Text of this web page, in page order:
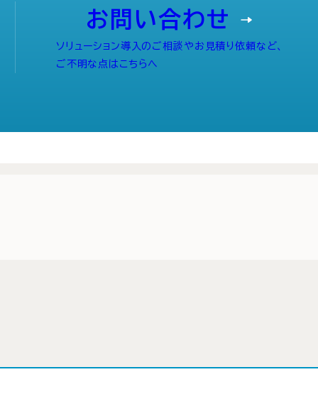
お問い合わせ
ソリューション導入のご相談やお見積り依頼など、
ご不明な点はこちらへ